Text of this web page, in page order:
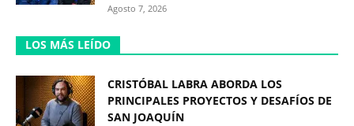
Agosto 7, 2026
LOS MÁS LEÍDO
CRISTÓBAL LABRA ABORDA LOS
PRINCIPALES PROYECTOS Y DESAFÍOS DE
SAN JOAQUÍN